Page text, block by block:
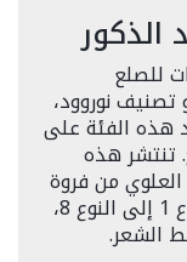
للصلع
نوروود،
عام 1975. وتعتمد هذه الفئة على
تنتشر هذه
العلوي من فروة
الرأس بالكامل. يتراوح التصنيف من النوع 1 إلى النوع 8،